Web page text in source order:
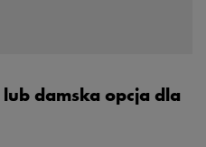
damska opcja dla